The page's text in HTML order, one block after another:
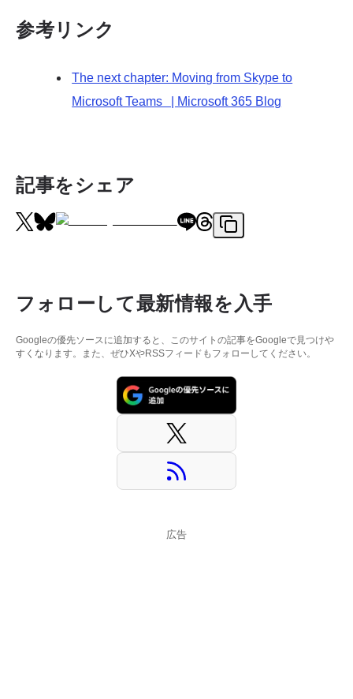
参考リンク
The next chapter: Moving from Skype to
Microsoft Teams | Microsoft 365 Blog
記事をシェア
フォローして最新情報を入手
Googleの優先ソースに追加すると、このサイトの記事をGoogleで見つけや
すくなります。また、ぜひXやRSSフィードもフォローしてください。
広告